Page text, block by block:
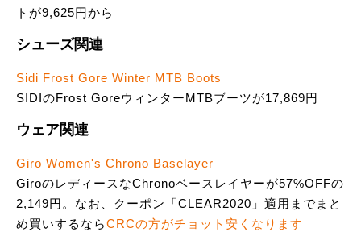
トが9,625円から
シューズ関連
Sidi Frost Gore Winter MTB Boots
SIDIのFrost GoreウィンターMTBブーツが17,869円
ウェア関連
Giro Women's Chrono Baselayer
GiroのレディースなChronoベースレイヤーが57%OFFの
2,149円。なお、クーポン「CLEAR2020」適用までまと
め買いするならCRCの方がチョット安くなります